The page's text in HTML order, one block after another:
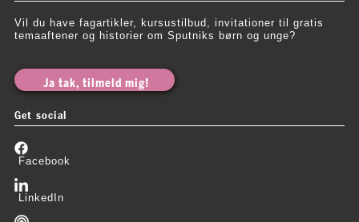
Vil du have fagartikler, kursustilbud, invitationer til gratis
temaaftener og historier om Sputniks børn og unge?
Ja tak, tilmeld mig!
Get social
Facebook
LinkedIn